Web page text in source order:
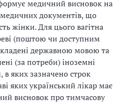
медичний висновок на
медичних документів, що
жінки. Для цього вагітна
(поштою чи доступним
державною мовою та
(за потреби) іноземні
яких зазначено строк
яких український лікар має
висновок про тимчасову